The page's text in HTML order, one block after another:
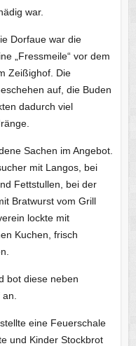
war.
Dorfaue war die
„Fressmeile“ vor dem
Zeißighof. Die
auf, die Buden
dadurch viel
Sachen im Angebot.
mit Langos, bei
Fettstullen, bei der
Bratwurst vom Grill
lockte mit
Kuchen, frisch
bot diese neben
eine Feuerschale
und Kinder Stockbrot